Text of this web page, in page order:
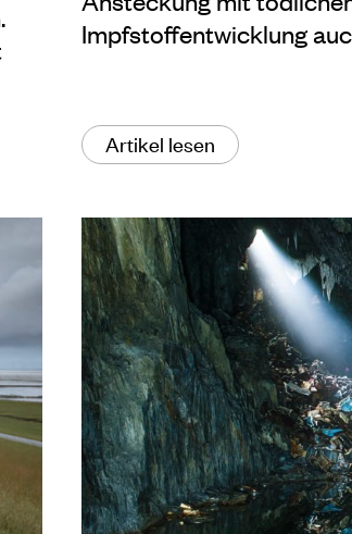
Impfstoffentwicklung
Artikel lesen